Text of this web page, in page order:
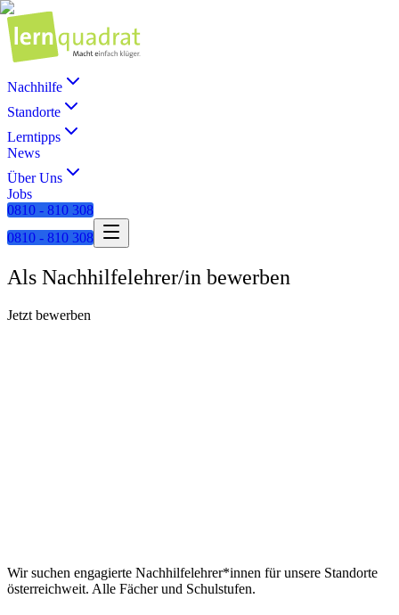
Nachhilfe
Standorte
Lerntipps
News
Über Uns
Jobs
0810 - 810 308
0810 - 810 308
Als Nachhilfelehrer/in bewerben
Jetzt bewerben
Wir suchen engagierte Nachhilfelehrer*innen für unsere Standorte
österreichweit. Alle Fächer und Schulstufen.